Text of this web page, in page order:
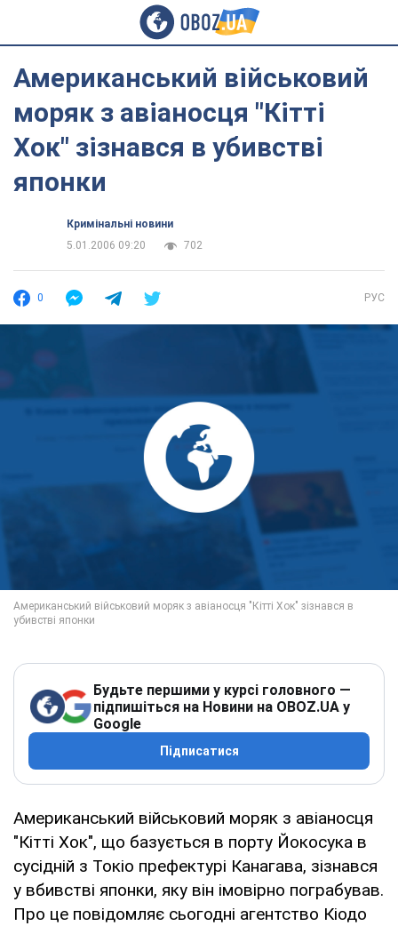
Американський військовий
моряк з авіаносця "Кітті
Хок" зізнався в убивстві
японки
Кримінальні новини
5.01.2006 09:20
702
0 РУС
Будьте першими у курсі головного —
підпишіться на Новини на OBOZ.UA у
Google
Підписатися
Американський військовий моряк з авіаносця
"Кітті Хок", що базується в порту Йокосука в
сусідній з Токіо префектурі Канагава, зізнався
у вбивстві японки, яку він імовірно пограбував.
Про це повідомляє сьогодні агентство Кіодо